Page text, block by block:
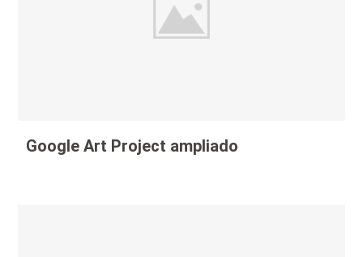
Google Art Project ampliado